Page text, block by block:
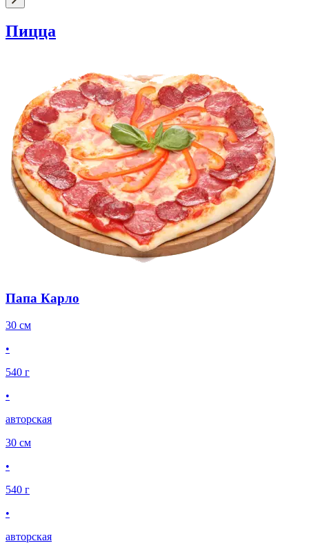
Пицца
Папа Карло
30 см
•
540 г
•
авторская
30 см
•
540 г
•
авторская